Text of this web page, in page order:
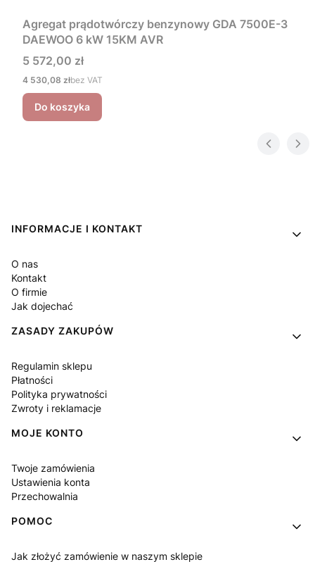
Agregat prądotwórczy benzynowy GDA 7500E-3
DAEWOO 6 kW 15KM AVR
Cena
5 572,00 zł
Cena
4 530,08 złbez VAT
Do koszyka
Linki w stopce
INFORMACJE I KONTAKT
O nas
Kontakt
O firmie
Jak dojechać
ZASADY ZAKUPÓW
Regulamin sklepu
Płatności
Polityka prywatności
Zwroty i reklamacje
MOJE KONTO
Twoje zamówienia
Ustawienia konta
Przechowalnia
POMOC
Jak złożyć zamówienie w naszym sklepie